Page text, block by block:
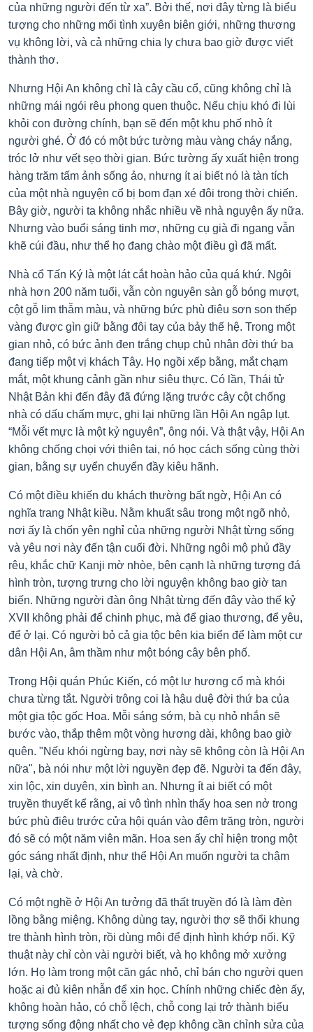
của những người đến từ xa”. Bởi thế, nơi đây từng là biểu
tượng cho những mối tình xuyên biên giới, những thương
vụ không lời, và cả những chia ly chưa bao giờ được viết
thành thơ.
Nhưng Hội An không chỉ là cây cầu cổ, cũng không chỉ là
những mái ngói rêu phong quen thuộc. Nếu chịu khó đi lùi
khỏi con đường chính, bạn sẽ đến một khu phố nhỏ ít
người ghé. Ở đó có một bức tường màu vàng cháy nắng,
tróc lở như vết sẹo thời gian. Bức tường ấy xuất hiện trong
hàng trăm tấm ảnh sống ảo, nhưng ít ai biết nó là tàn tích
của một nhà nguyện cổ bị bom đạn xé đôi trong thời chiến.
Bây giờ, người ta không nhắc nhiều về nhà nguyện ấy nữa.
Nhưng vào buổi sáng tinh mơ, những cụ già đi ngang vẫn
khẽ cúi đầu, như thể họ đang chào một điều gì đã mất.
Nhà cổ Tấn Ký là một lát cắt hoàn hảo của quá khứ. Ngôi
nhà hơn 200 năm tuổi, vẫn còn nguyên sàn gỗ bóng mượt,
cột gỗ lim thẫm màu, và những bức phù điêu sơn son thếp
vàng được gìn giữ bằng đôi tay của bảy thế hệ. Trong một
gian nhỏ, có bức ảnh đen trắng chụp chủ nhân đời thứ ba
đang tiếp một vị khách Tây. Họ ngồi xếp bằng, mắt chạm
mắt, một khung cảnh gần như siêu thực. Có lần, Thái tử
Nhật Bản khi đến đây đã đứng lặng trước cây cột chống
nhà có dấu chấm mực, ghi lại những lần Hội An ngập lụt.
“Mỗi vết mực là một kỷ nguyên”, ông nói. Và thật vậy, Hội An
không chống chọi với thiên tai, nó học cách sống cùng thời
gian, bằng sự uyển chuyển đầy kiêu hãnh.
Có một điều khiến du khách thường bất ngờ, Hội An có
nghĩa trang Nhật kiều. Nằm khuất sâu trong một ngõ nhỏ,
nơi ấy là chốn yên nghỉ của những người Nhật từng sống
và yêu nơi này đến tận cuối đời. Những ngôi mộ phủ đầy
rêu, khắc chữ Kanji mờ nhòe, bên cạnh là những tượng đá
hình tròn, tượng trưng cho lời nguyện không bao giờ tan
biến. Những người đàn ông Nhật từng đến đây vào thế kỷ
XVII không phải để chinh phục, mà để giao thương, để yêu,
để ở lại. Có người bỏ cả gia tộc bên kia biển để làm một cư
dân Hội An, âm thầm như một bóng cây bên phố.
Trong Hội quán Phúc Kiến, có một lư hương cổ mà khói
chưa từng tắt. Người trông coi là hậu duệ đời thứ ba của
một gia tộc gốc Hoa. Mỗi sáng sớm, bà cụ nhỏ nhắn sẽ
bước vào, thắp thêm một vòng hương dài, không bao giờ
quên. "Nếu khói ngừng bay, nơi này sẽ không còn là Hội An
nữa", bà nói như một lời nguyền đẹp đẽ. Người ta đến đây,
xin lộc, xin duyên, xin bình an. Nhưng ít ai biết có một
truyền thuyết kể rằng, ai vô tình nhìn thấy hoa sen nở trong
bức phù điêu trước cửa hội quán vào đêm trăng tròn, người
đó sẽ có một năm viên mãn. Hoa sen ấy chỉ hiện trong một
góc sáng nhất định, như thể Hội An muốn người ta chậm
lại, và chờ.
Có một nghề ở Hội An tưởng đã thất truyền đó là làm đèn
lồng bằng miệng. Không dùng tay, người thợ sẽ thổi khung
tre thành hình tròn, rồi dùng môi để định hình khớp nối. Kỹ
thuật này chỉ còn vài người biết, và họ không mở xưởng
lớn. Họ làm trong một căn gác nhỏ, chỉ bán cho người quen
hoặc ai đủ kiên nhẫn để xin học. Chính những chiếc đèn ấy,
không hoàn hảo, có chỗ lệch, chỗ cong lại trở thành biểu
tượng sống động nhất cho vẻ đẹp không cần chỉnh sửa của